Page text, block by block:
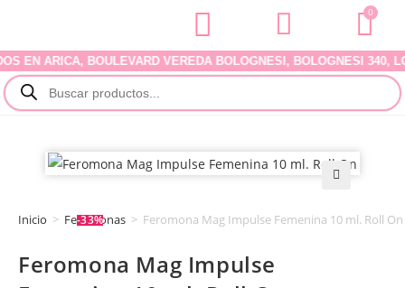
0
EN ARICA, BOULEVARD VEREDA BOLOGNESI, BOLOGNESI 340,
Inicio > Feromonas > Feromona Mag Impulse Femenina 10 ml. Roll On
Feromona Mag Impulse
-33%